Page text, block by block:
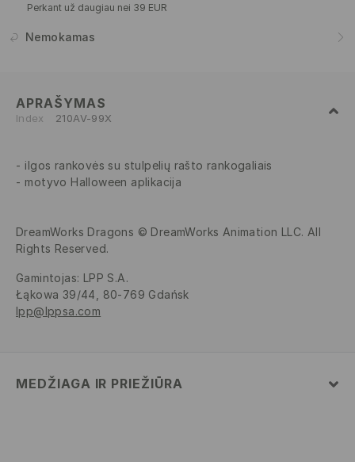
Perkant už daugiau nei 39 EUR
Nemokamas
APRAŠYMAS
Index 210AV-99X
ilgos rankovės su stulpelių rašto rankogaliais
motyvo Halloween aplikacija
DreamWorks Dragons © DreamWorks Animation LLC. All
Rights Reserved.
Gamintojas: LPP S.A.
Łąkowa 39/44, 80-769 Gdańsk
lpp@lppsa.com
MEDŽIAGA IR PRIEŽIŪRA